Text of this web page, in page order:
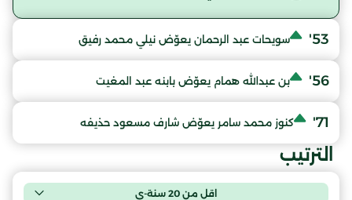
53' سويحات عبد الرحمان يعوّض نيلي محمد رفيق
56' بن عبدالله همام يعوّض بابنه عبد المغيت
71' كنوز محمد سامر يعوّض شارف مسعود حذيفه
الترتيب
اقل من 20 سنة-ي